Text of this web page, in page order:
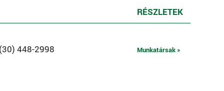
RÉSZLETEK
448-2998 Munkatársak »